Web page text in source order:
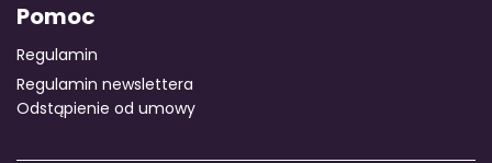
Pomoc
Regulamin
Regulamin newslettera
Odstąpienie od umowy